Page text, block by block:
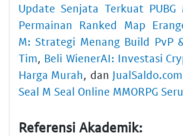
Update Senjata Terkuat PUBG
Permainan Ranked Map
M: Strategi Menang Build PvP
Tim, Beli WienerAI: Investasi
Harga Murah, dan
Seal M Seal Online MMORPG Seru
Referensi Akademik: